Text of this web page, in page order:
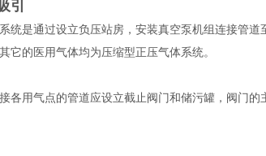
引
统是通过设立负压站房，安装真空泵机组连接管
它的医用气体均为压缩型正压气体系统。
各用气点的管道应设立截止阀门和储污罐，阀门